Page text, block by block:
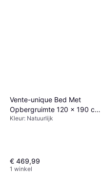
Vente-unique Bed Met
Opbergruimte 120 x 190 cm
Houtlook Wit
Kleur: Natuurlijk
€ 469,99
1 winkel